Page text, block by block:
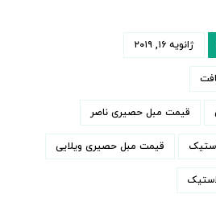
ژانویه ۱۶, ۲۰۱۹
قیمت مبل حصیری ناصر
قیمت مبل حصیری ویلایی